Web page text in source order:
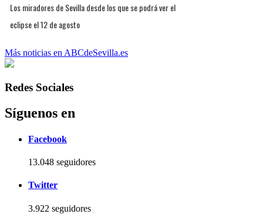
Los miradores de Sevilla desde los que se podrá ver el
eclipse el 12 de agosto
Más noticias en ABCdeSevilla.es
Redes Sociales
Síguenos en
Facebook
13.048 seguidores
Twitter
3.922 seguidores